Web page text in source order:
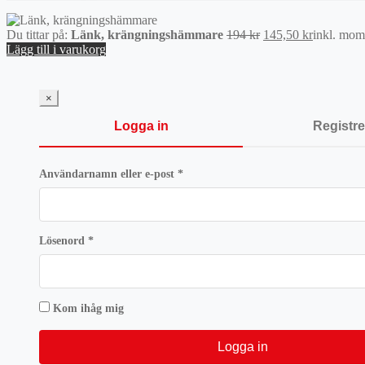
Du tittar på: Länk, krängningshämmare 194kr Det
145,50 krDet
inkl.
Lägg till i varukorg
×
Logga in
Användarnamn eller e-post *Obligatoriskt
Lösenord *Obligatoriskt
Kom ihåg mig
Logga in